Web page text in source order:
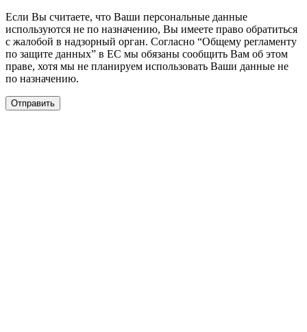
Если Вы считаете, что Ваши персональные данные
используются не по назначению, Вы имеете право обратиться
с жалобой в надзорный орган. Согласно “Общему регламенту
по защите данных” в ЕС мы обязаны сообщить Вам об этом
праве, хотя мы не планируем использовать Ваши данные не
по назначению.
Отправить